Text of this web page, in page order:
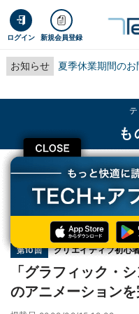
ログイン 新規会員登録
お知らせ 夏季休業期間の
も
TECH+ テクノロジー
もの
「グラフィック・シンボル」の
第10回 クリエイティブ初心
「グラフィック・
のアニメーション